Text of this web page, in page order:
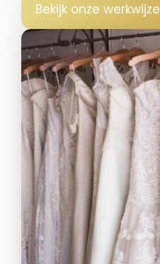
Bekijk onze werkwijze